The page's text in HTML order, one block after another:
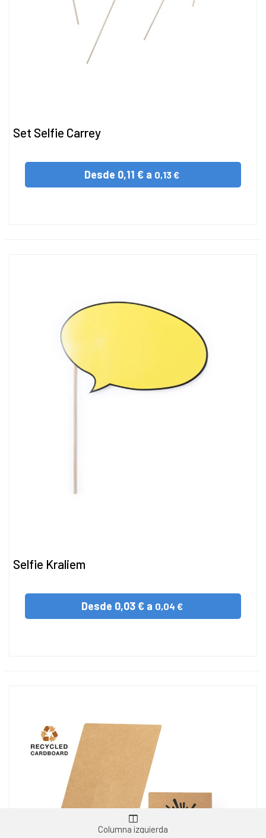
Set Selfie Carrey
Desde 0,11 € a 0,13 €
Selfie Kraliem
Desde 0,03 € a 0,04 €
Columna izquierda